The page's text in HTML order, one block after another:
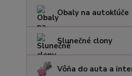
Obaly na autokľúče
Slunečné clony
Vôňa do auta a